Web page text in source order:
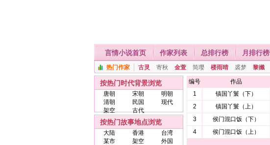
言情小说首页 作家列表 总排行榜 月排行榜
热门作家 古灵 寄秋 金萱 简璎 楼雨晴 裘梦 黎孅
按热门时代背景浏览
唐朝 宋朝
明朝
清朝
民国
现代
架空
古代
按热门故事地点浏览
大陆 香港
台湾
某市
架空
外国
编号 作品
1
镇国丫鬟（下）
2
镇国丫鬟（上）
3
侯门混口饭（下）
4
侯门混口饭（上）